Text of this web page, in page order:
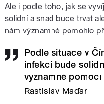
Ale i podle toho, jak se
solidní a snad bude trvat
nám významně pomohlo
Podle situace v
infekci bude
významně
Rastislav Maďar